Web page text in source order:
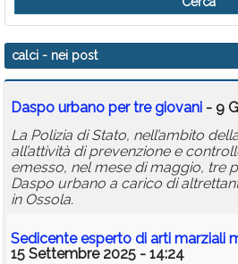
Info Utili
Rubriche
Calendario
Annunci
calci - nei post
Daspo urbano per tre giovani - 9
La Polizia di Stato, nell’ambito
all’attività di prevenzione e
emesso, nel mese di maggio, tre
Daspo urbano a carico di
in Ossola.
Sedicente esperto di arti marziali
15 Settembre 2025 - 14:24